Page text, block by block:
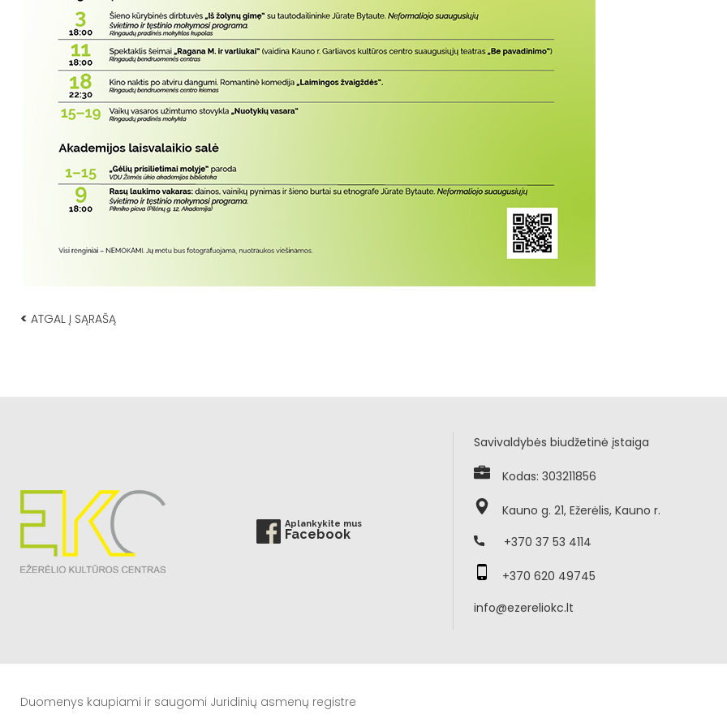
< ATGAL Į SĄRAŠĄ
Aplankykite mus
Facebook
Savivaldybės biudžetinė įstaiga
Kodas: 303211856
Kauno g. 21, Ežerėlis, Kauno r.
+370 37 53 4114
+370 620 49745
info@ezereliokc.lt
Duomenys kaupiami ir saugomi Juridinių asmenų registre